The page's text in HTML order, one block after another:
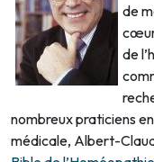
de
cœur
de
nombreux praticiens
médicale, Albert-